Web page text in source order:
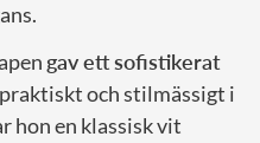
gav ett sofistikerat
och stilmässigt i
hon en klassisk vit